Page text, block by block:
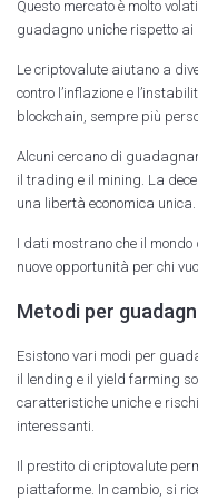
Questo mercato è molto
guadagno uniche rispetto
Le criptovalute aiutano a
contro l’inflazione e
blockchain, sempre più
Alcuni cercano di
il trading e il mining. La
una libertà economica unica.
I dati mostrano che il mondo
nuove opportunità per chi
Metodi per
Esistono vari modi per
il lending e il yield farming
caratteristiche uniche e
interessanti.
Il prestito di criptovalute
piattaforme. In cambio, si